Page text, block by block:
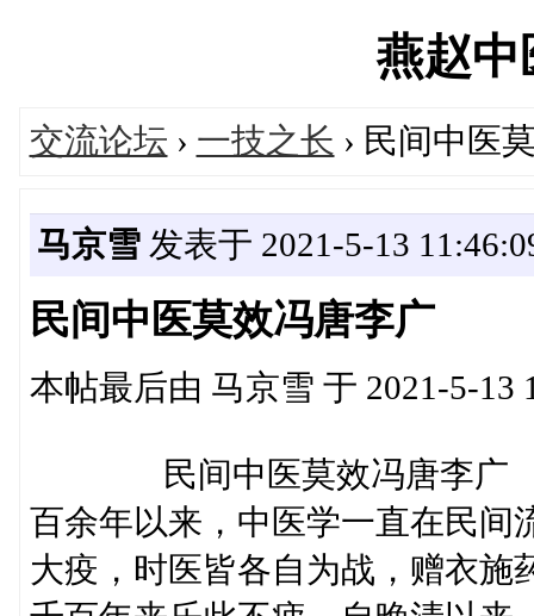
燕赵中
交流论坛 › 一技之长 › 民间中医
马京雪发表于 2021-5-13
民间中医莫效冯唐李广
本帖最后由 马京雪 于 2021-5-13
民间中医莫效冯唐李广 自
百余年以来，中医学一直在民间
大疫，时医皆各自为战，赠衣施